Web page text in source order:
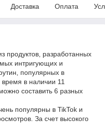
Доставка Оплата
продуктов, разработанных
интригующих и
популярных в
в наличии 11
составить 6 разных
популярны в TikTok и
За счет высокого